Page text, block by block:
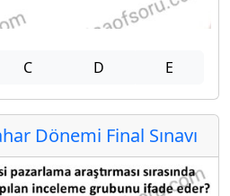
C D E
Dönemi Final Sınavı